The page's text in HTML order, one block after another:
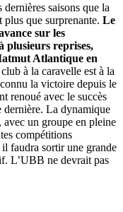
saisons que la
plus que surprenante. Le
sur les
plusieurs reprises,
Atlantique en
à la caravelle est à la
la victoire depuis le
renoué avec le succès
dernière. La dynamique
avec un groupe en pleine
compétitions
faudra sortir une grande
L’UBB ne devrait pas